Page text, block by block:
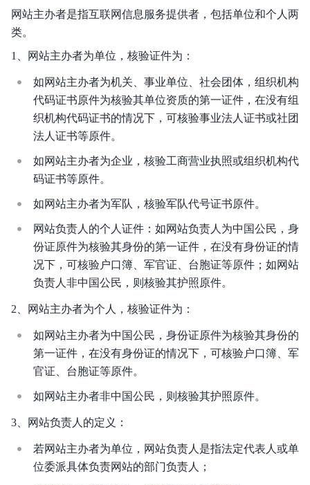
网站主办者是指互联网信息服务提供者，包括单位和个人两
类。
1、网站主办者为单位，核验证件为：
如网站主办者为机关、事业单位、社会团体，组织机构
代码证书原件为核验其单位资质的第一证件，在没有组
织机构代码证书的情况下，可核验事业法人证书或社团
法人证书等原件。
如网站主办者为企业，核验工商营业执照或组织机构代
码证书等原件。
如网站主办者为军队，核验军队代号证书原件。
网站负责人的个人证件：如网站负责人为中国公民，身
份证原件为核验其身份的第一证件，在没有身份证的情
况下，可核验户口簿、军官证、台胞证等原件；如网站
负责人非中国公民，则核验其护照原件。
2、网站主办者为个人，核验证件为：
如网站主办者为中国公民，身份证原件为核验其身份的
第一证件，在没有身份证的情况下，可核验户口簿、军
官证、台胞证等原件。
如网站主办者非中国公民，则核验其护照原件。
3、网站负责人的定义：
若网站主办者为单位，网站负责人是指法定代表人或单
位委派具体负责网站的部门负责人；